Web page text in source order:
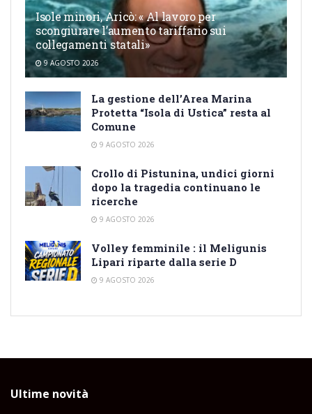
Isole minori, Aricò: « Al lavoro per
scongiurare l’aumento tariffario sui
collegamenti statali»
9 AGOSTO 2026
La gestione dell’Area Marina
Protetta “Isola di Ustica” resta al
Comune
9 AGOSTO 2026
Crollo di Pistunina, undici giorni
dopo la tragedia continuano le
ricerche
9 AGOSTO 2026
Volley femminile : il Meligunis
Lipari riparte dalla serie D
9 AGOSTO 2026
Ultime novità